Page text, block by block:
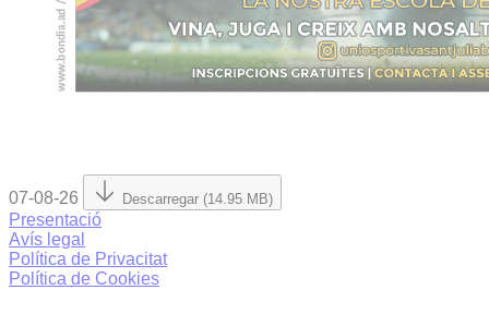
07-08-26 Descarregar (14.95 MB)
Presentació
Avís legal
Política de Privacitat
Política de Cookies